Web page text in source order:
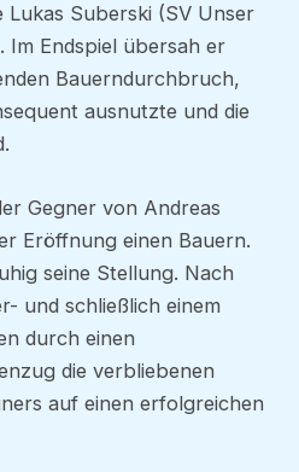
Suberski (SV Unser
Im Endspiel übersah er
Bauerndurchbruch,
ausnutzte und die
Gegner von Andreas
Eröffnung einen Bauern.
seine Stellung. Nach
und schließlich einem
durch einen
die verbliebenen
auf einen erfolgreichen